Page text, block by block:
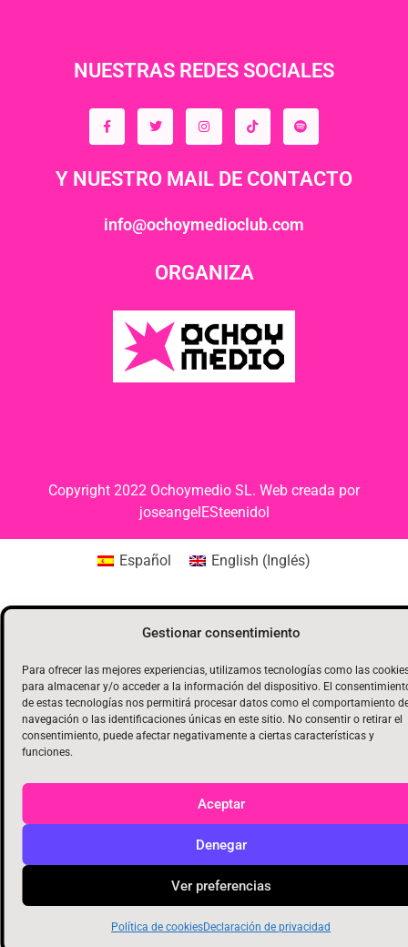
Gestionar consentimiento
Para ofrecer las mejores experiencias, utilizamos tecnologías como las
para almacenar y/o acceder a la información del dispositivo. El
de estas tecnologías nos permitirá procesar datos como el comportamiento
navegación o las identificaciones únicas en este sitio. No consentir o retirar el
consentimiento, puede afectar negativamente a ciertas características y
funciones.
Aceptar
Denegar
Ver preferencias
Política de cookiesDeclaración de privacidad
NUESTRAS REDES SOCIALES
Y NUESTRO MAIL DE CONTACTO
info@ochoymedioclub.com
ORGANIZA
Copyright 2022 Ochoymedio SL. Web creada por
joseangelESteenidol
Español English (Inglés)